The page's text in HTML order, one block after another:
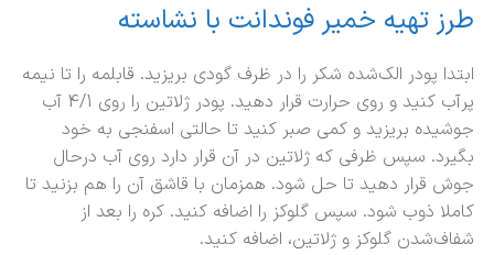
طرز تهیه خمیر فوندانت با نشاسته
ابتدا پودر الک‌شده شکر را در ظرف گودی بریزید. قابلمه را تا نیمه
پرآب کنید و روی حرارت قرار دهید. پودر ژلاتین را روی 4/1 آب
جوشیده بریزید و کمی صبر کنید تا حالتی اسفنجی به خود
بگیرد. سپس ظرفی که ژلاتین در آن قرار دارد روی آب درحال
جوش قرار دهید تا حل شود. همزمان با قاشق آن را هم بزنید تا
کاملا ذوب شود. سپس گلوکز را اضافه کنید. کره را بعد از
شفاف‌شدن گلوکز و ژلاتین، اضافه کنید.